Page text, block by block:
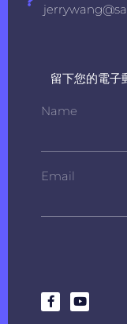
留下您的電子
Name
Email